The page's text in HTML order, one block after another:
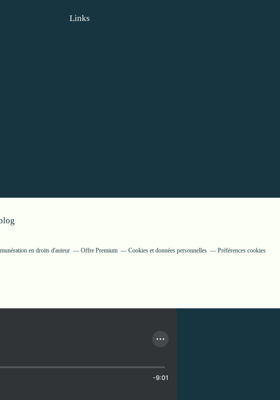
Links
en droits d'auteur Offre Premium Cookies et données personnelles Préférences cookies
-9:01